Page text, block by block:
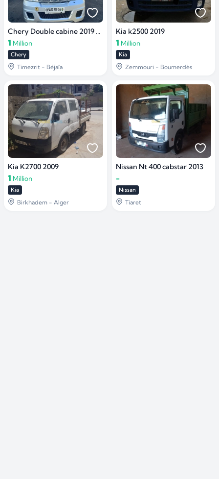
Chery Double cabine 2019 Yoki
1 Million
Chery
Timezrit - Béjaïa
Kia k2500 2019
1 Million
Kia
Zemmouri - Boumerdès
Kia K2700 2009
1 Million
Kia
Birkhadem - Alger
Nissan Nt 400 cabstar 2013
-
Nissan
Tiaret